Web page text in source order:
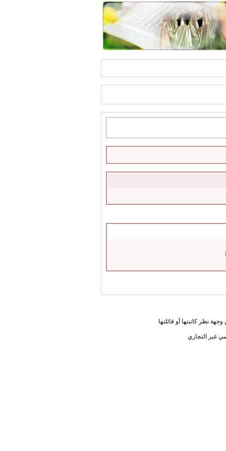
نظر كاتبتها أو قائلتها
غير التجاري